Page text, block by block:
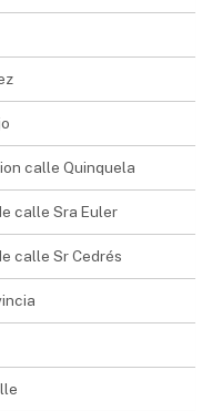
calle Quinquela
calle Sra Euler
calle Sr Cedrés